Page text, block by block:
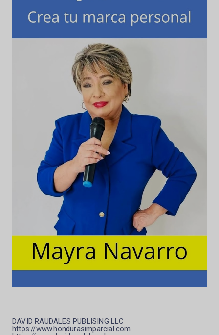
DAVID RAUDALES PUBLISING LLC
https://www.hondurasimparcial.com